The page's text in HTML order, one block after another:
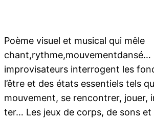
Poème visuel et musical qui mêle
chant,rythme,mouvementdansé…
improvisateurs interrogent les
l’être et des états essentiels tels
mouvement, se rencontrer, jouer,
ter… Les jeux de corps, de sons et